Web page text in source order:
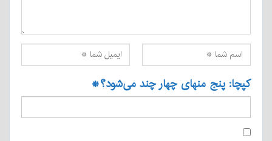
کپچا: پنج منهای چهار چند می‌شود؟*